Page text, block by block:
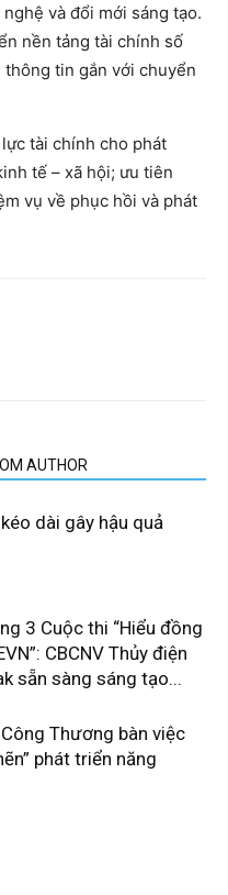
và đổi mới sáng tạo.
nền tảng tài chính số
tin gắn với chuyển
tài chính cho phát
tế – xã hội; ưu tiên
vụ về phục hồi và phát
AUTHOR
dài gây hậu quả
3 Cuộc thi “Hiểu đồng
CBCNV Thủy điện
sẵn sàng sáng tạo...
Thương bàn việc
phát triển năng